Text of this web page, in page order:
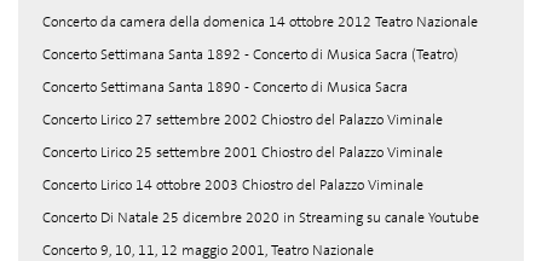
Concerto da camera della domenica 14 ottobre 2012 Teatro Nazionale
Concerto Settimana Santa 1892 - Concerto di Musica Sacra (Teatro)
Concerto Settimana Santa 1890 - Concerto di Musica Sacra
Concerto Lirico 27 settembre 2002 Chiostro del Palazzo Viminale
Concerto Lirico 25 settembre 2001 Chiostro del Palazzo Viminale
Concerto Lirico 14 ottobre 2003 Chiostro del Palazzo Viminale
Concerto Di Natale 25 dicembre 2020 in Streaming su canale Youtube
Concerto 9, 10, 11, 12 maggio 2001, Teatro Nazionale